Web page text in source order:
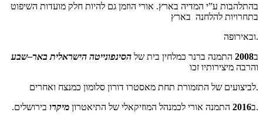
בהתלהבות ע”י המדיה בארץ. אורי הוזמן גם להיות חלק מועדות השיפוט
בתחרויות להלחנה בארץ
ובאירופה.
ב 2008 התמנה ברנר כמלחין בית של הסינפונייטה הישראלית באר–שבע
והרבה מיצירותיו זכו
לביצועים של התזמורת תחת מאסטרו דורון סלומון כמנצח ואחרים.
.ב2016 התמנה אורי לכמנהל המוזיקאלי של התיאטרון מיקרו
בירושלים.